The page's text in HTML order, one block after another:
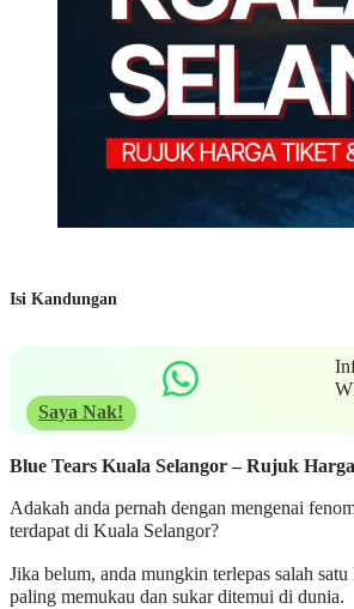
Isi Kandungan
Saya Nak!
Blue Tears Kuala Selangor – Rujuk
Adakah anda pernah dengan mengenai
terdapat di Kuala Selangor?
Jika belum, anda mungkin terlepas salah
paling memukau dan sukar ditemui di dunia.